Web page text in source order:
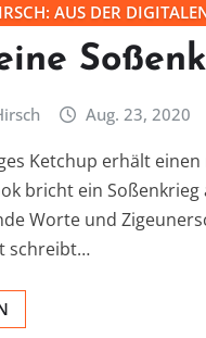
AUS DER
Aug. 23, 2020
Ketchup erhält
bricht ein Soßenkrieg
Worte und
schreibt…